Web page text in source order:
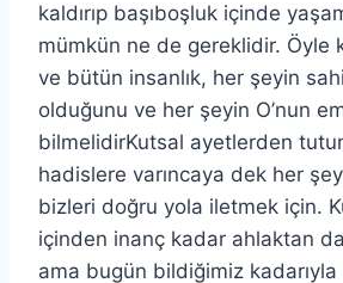
kaldırıp başıboşluk içinde
mümkün ne de gereklidir. Öyle
ve bütün insanlık, her şeyin
olduğunu ve her şeyin O’nun
bilmelidirKutsal ayetlerden
hadislere varıncaya dek her
bizleri doğru yola iletmek için.
içinden inanç kadar ahlaktan
ama bugün bildiğimiz